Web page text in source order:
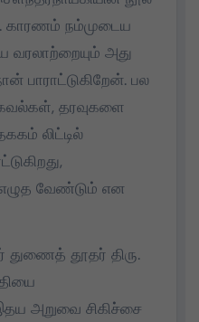
காரணம் நம்முடைய
வரலாற்றையும் அது
பாராட்டுகிறேன். பல
தரவுகளை
லிட்டில்
வேண்டும் என
துணைத் தூதர் திரு.
அறுவை சிகிச்சை